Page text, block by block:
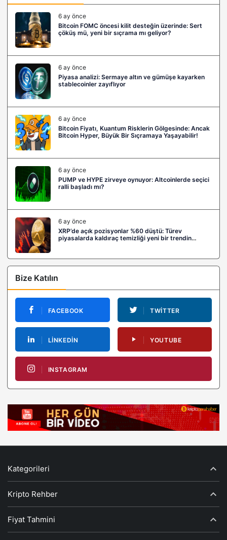
6 ay önce
Bitcoin FOMC öncesi kilit desteğin üzerinde: Sert
çöküş mü, yeni bir sıçrama mı geliyor?
6 ay önce
Piyasa analizi: Sermaye altın ve gümüşe kayarken
stablecoinler zayıflıyor
6 ay önce
Bitcoin Fiyatı, Kuantum Risklerin Gölgesinde: Ancak
Bitcoin Hyper, Büyük Bir Sıçramaya Yaşayabilir!
6 ay önce
PUMP ve HYPE zirveye oynuyor: Altcoinlerde seçici
ralli başladı mı?
6 ay önce
XRP’de açık pozisyonlar %60 düştü: Türev
piyasalarda kaldıraç temizliği yeni bir trendin
Bize Katılın
FACEBOOK TWITTER
LINKEDIN YOUTUBE
INSTAGRAM
Kategorileri
Kripto Rehber
Fiyat Tahmini